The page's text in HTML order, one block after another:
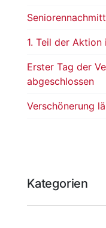
1. Teil der
Erster Tag der
abgeschlossen
Verschönerung
Kategorien